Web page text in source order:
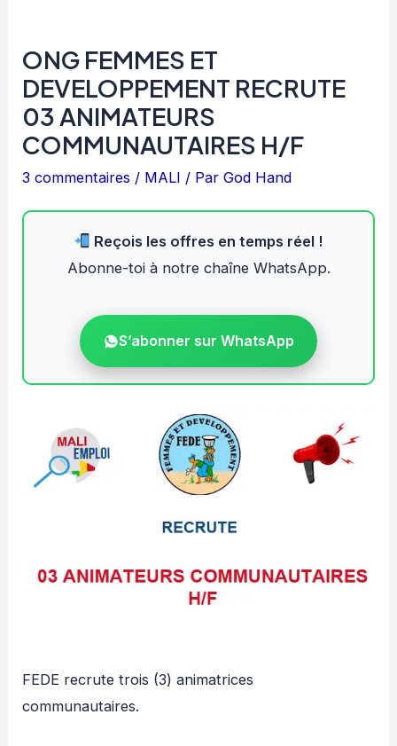
ONG FEMMES ET
DEVELOPPEMENT RECRUTE
03 ANIMATEURS
COMMUNAUTAIRES H/F
3 commentaires / MALI / ParGod Hand
Reçois les offres en temps réel !
Abonne-toi à notre chaîne WhatsApp.
S’abonner sur WhatsApp
FEDE recrute trois (3) animatrices
communautaires.